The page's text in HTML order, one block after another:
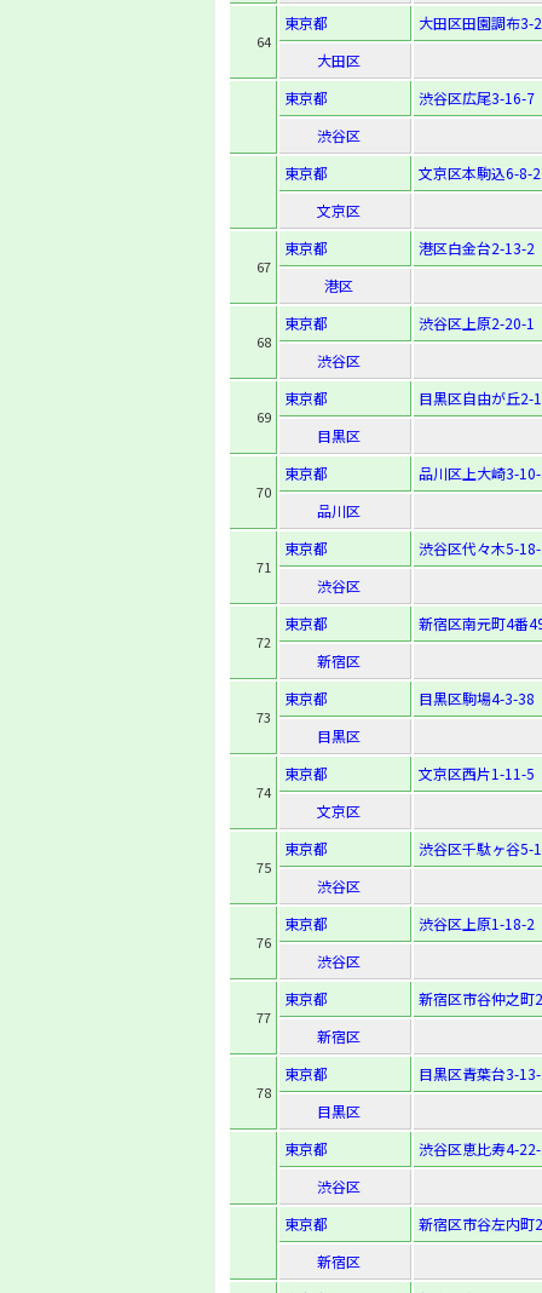
64
東京都
大田区田園調布3-
大田区
東京都
渋谷区広尾3-16-7
渋谷区
東京都
文京区本駒込6-8-
文京区
67
東京都
港区白金台2-13-2
港区
68
東京都
渋谷区上原2-20-1
渋谷区
69
東京都
目黒区自由が丘2-
目黒区
70
東京都
品川区上大崎3-
品川区
71
東京都
渋谷区代々木5-
渋谷区
72
東京都
新宿区南元町4番
新宿区
73
東京都
目黒区駒場4-3-38
目黒区
74
東京都
文京区西片1-11-5
文京区
75
東京都
渋谷区千駄ヶ谷5-
渋谷区
76
東京都
渋谷区上原1-18-2
渋谷区
77
東京都
新宿区市谷仲之町
新宿区
78
東京都
目黒区青葉台3-
目黒区
東京都
渋谷区恵比寿4-
渋谷区
東京都
新宿区市谷左内町
新宿区